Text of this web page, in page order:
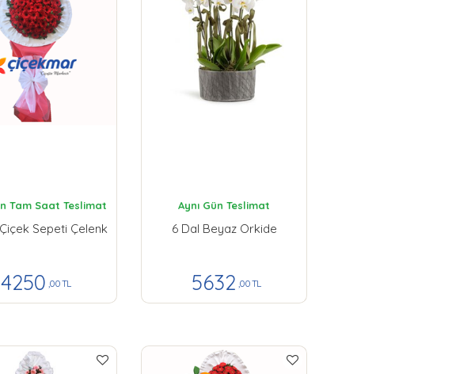
Tam Saat Teslimat
Çiçek Sepeti Çelenk
4250 ,00 TL
Aynı Gün Teslimat
6 Dal Beyaz Orkide
5632 ,00 TL